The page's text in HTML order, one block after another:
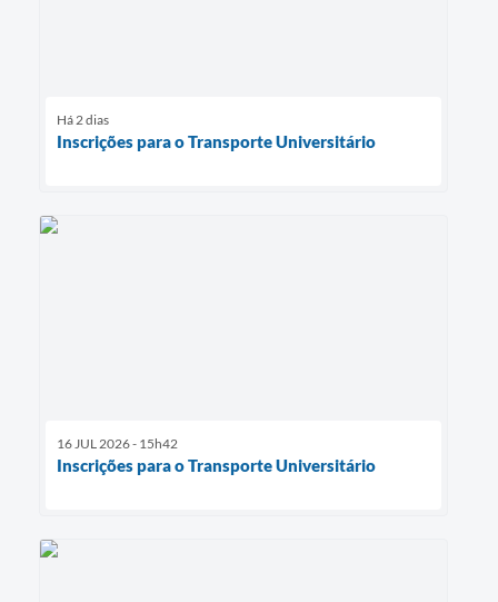
Há 2 dias
Inscrições para o Transporte Universitário
16 JUL 2026 - 15h42
Inscrições para o Transporte Universitário